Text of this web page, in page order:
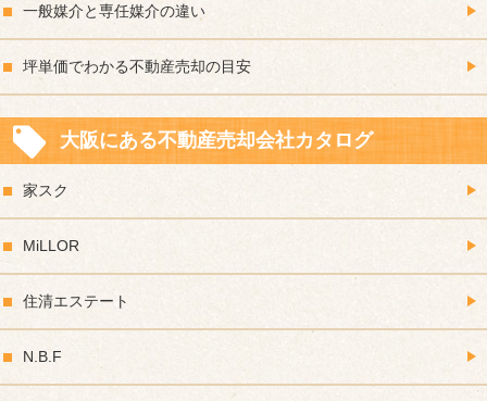
一般媒介と専任媒介の違い
坪単価でわかる不動産売却の目安
大阪にある不動産売却会社カタログ
家スク
MiLLOR
住清エステート
N.B.F